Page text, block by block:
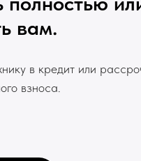
вам.
в кредит или
взноса.